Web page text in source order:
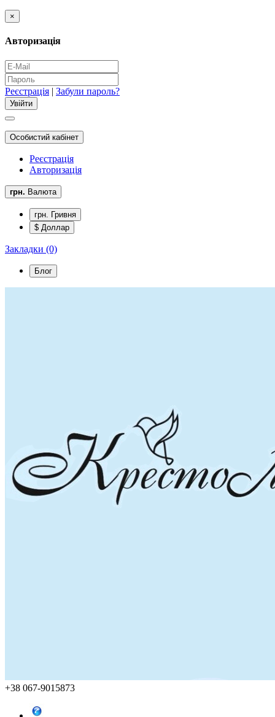
×
Авторизація
Реєстрація | Забули пароль?
Особистий кабінет
Реєстрація
Авторизація
грн. Валюта
грн. Гривня
$ Доллар
Закладки (0)
Блог
+38 067-9015873